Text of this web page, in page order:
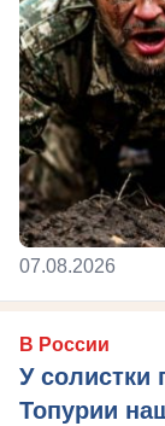
07.08.2026
В России
У солистки
Топурии